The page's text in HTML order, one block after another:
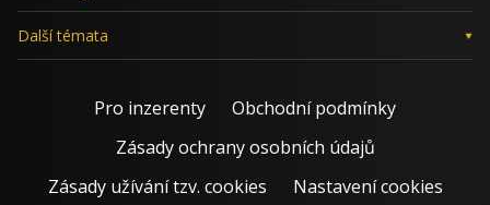
Další témata
Pro inzerenty
Obchodní podmínky
Zásady ochrany osobních údajů
Zásady užívání tzv. cookies
Nastavení cookies